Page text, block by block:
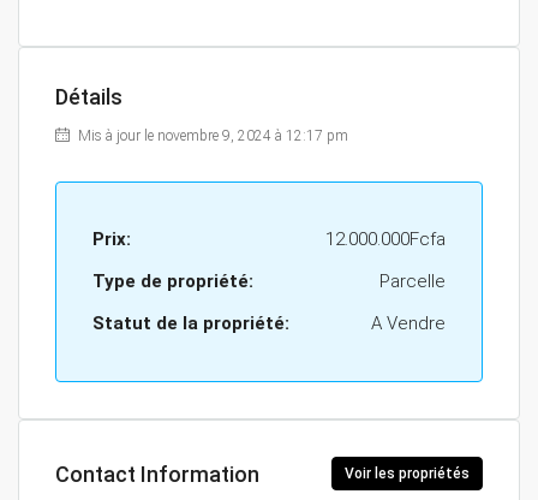
Détails
Mis à jour le novembre 9, 2024 à 12:17 pm
Prix:
12.000.000Fcfa
Type de propriété:
Parcelle
Statut de la propriété:
A Vendre
Contact Information Voir les propriétés